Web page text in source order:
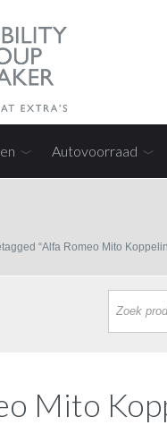
Autovoorraad
“Alfa Romeo Mito
Mito